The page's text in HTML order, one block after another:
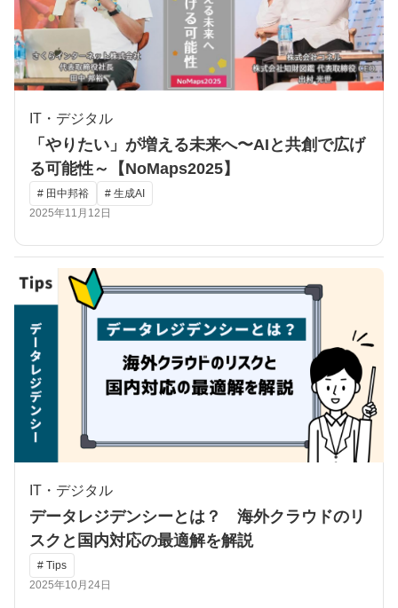
IT・デジタル
「やりたい」が増える未来へ〜AIと共創で広げ
る可能性～【NoMaps2025】
# 田中邦裕
# 生成AI
2025年11月12日
IT・デジタル
データレジデンシーとは？ 海外クラウドのリ
スクと国内対応の最適解を解説
# Tips
2025年10月24日